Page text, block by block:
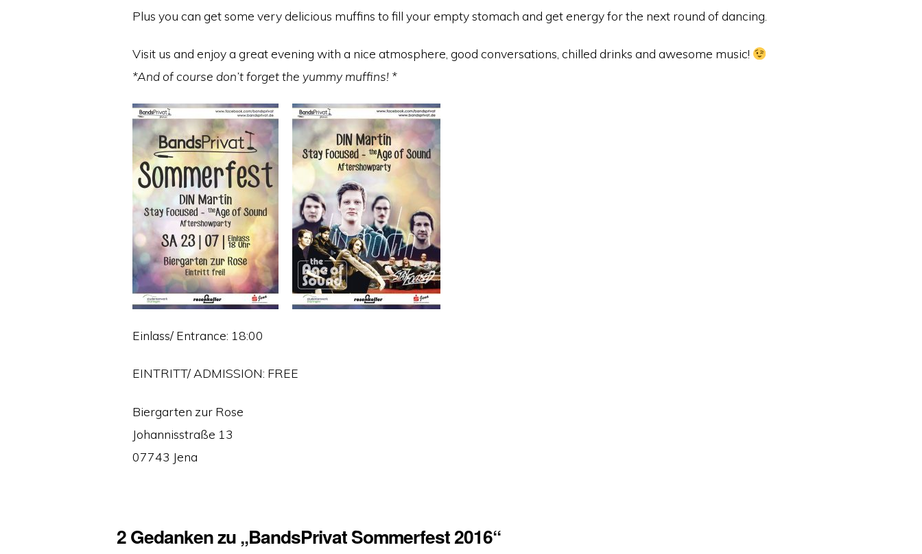
Plus you can get some very delicious muffins to fill your empty stomach and get energy for the next round of dancing.
Visit us and enjoy a great evening with a nice atmosphere, good conversations, chilled drinks and awesome music!
*And of course don’t forget the yummy muffins! *
Einlass/ Entrance: 18:00
EINTRITT/ ADMISSION: FREE
Biergarten zur Rose
Johannisstraße 13
07743 Jena
2 Gedanken zu „BandsPrivat Sommerfest 2016“